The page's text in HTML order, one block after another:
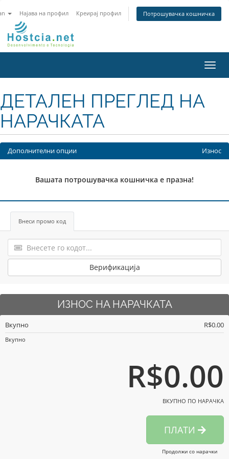
Најава на профил Креирај профил Потрошувачка кошничка
ја
ДЕТАЛЕН ПРЕГЛЕД НА
НАРАЧКАТА
Дополнителни опции Износ
Вашата потрошувачка кошничка е празна!
Внеси промо код
Верификација
ИЗНОС НА НАРАЧКАТА
Вкупно R$0.00
Вкупно
R$0.00
ВКУПНО ПО НАРАЧКА
ПЛАТИ
Продолжи со нарачки